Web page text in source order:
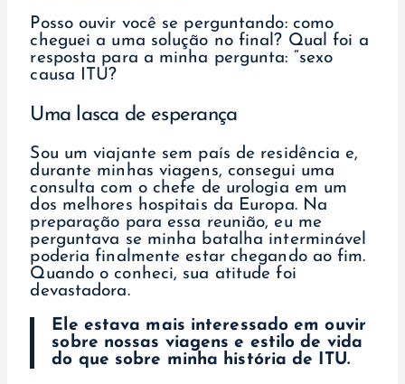
Posso ouvir você se perguntando: como
cheguei a uma solução no final? Qual foi a
resposta para a minha pergunta: “sexo
causa ITU?
Uma lasca de esperança
Sou um viajante sem país de residência e,
durante minhas viagens, consegui uma
consulta com o chefe de urologia em um
dos melhores hospitais da Europa. Na
preparação para essa reunião, eu me
perguntava se minha batalha interminável
poderia finalmente estar chegando ao fim.
Quando o conheci, sua atitude foi
devastadora.
Ele estava mais interessado em ouvir
sobre nossas viagens e estilo de vida
do que sobre minha história de ITU.